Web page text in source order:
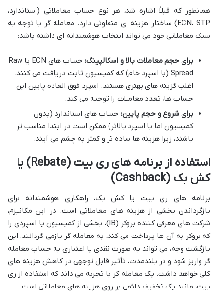
همانطور که قبلاً اشاره شد، هر نوع حساب معاملاتی (استاندارد،
ECN، STP) ساختار هزینه ای متفاوتی دارد. معامله گر با توجه به
سبک معاملاتی خود می تواند انتخاب هوشمندانه ای داشته باشد:
برای حجم معاملات بالا و اسکالپینگ:
حساب های ECN یا Raw
Spread (با اسپرد خام) که کمیسیون ثابت دریافت می کنند،
اغلب گزینه های بهتری هستند. اسپرد فوق العاده پایین این
حساب ها، تعدد معاملات را توجیه می کند.
برای شروع و حجم پایین: حساب های استاندارد (بدون
کمیسیون اما با اسپرد بالاتر) ممکن است در ابتدا مناسب تر
باشند، زیرا هزینه ها ساده تر و کمتر به چشم می آیند.
استفاده از برنامه های ری بیت (Rebate) یا
کش بک (Cashback)
برنامه های ری بیت یا کش بک، راهکاری هوشمندانه برای
بازگرداندن بخشی از هزینه های معاملاتی است. در این مکانیزم،
شرکت های معرفی کننده بروکر (IB)، بخشی از کمیسیون یا اسپردی را
که بروکر به آن ها پرداخت می کند، به معامله گر بازمی گردانند. این
بازگشت وجه، می تواند به صورت نقدی یا اعتباری به حساب معامله
گر واریز شود و در بلندمدت، تأثیر قابل توجهی در کاهش هزینه های
کلی خواهد داشت. یک معامله گر با تجربه می داند که استفاده از ری
بیت، مانند یک تخفیف دائمی بر روی هزینه های معاملاتی است.